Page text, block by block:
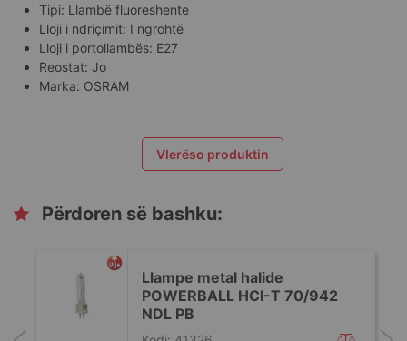
Tipi: Llambë fluoreshente
Lloji i ndriçimit: I ngrohtë
Lloji i portollambës: E27
Reostat: Jo
Marka: OSRAM
Vlerëso produktin
Përdoren së bashku:
Llampe metal halide
POWERBALL HCI-T 70/942
NDL PB